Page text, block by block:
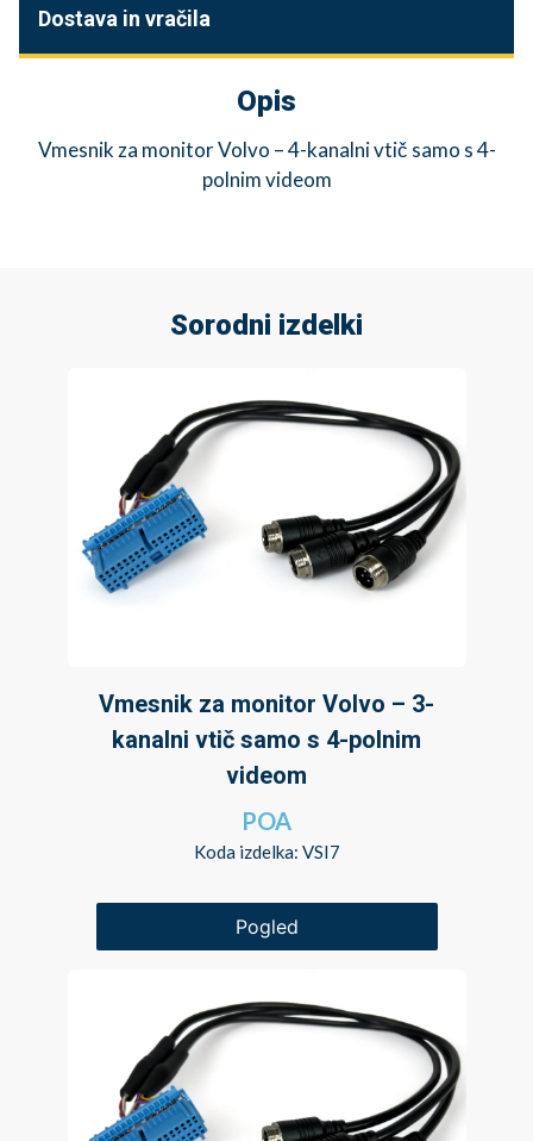
Dostava in vračila
Opis
Vmesnik za monitor Volvo – 4-kanalni vtič samo s 4-
polnim videom
Sorodni izdelki
Vmesnik za monitor Volvo – 3-
kanalni vtič samo s 4-polnim
videom
POA
Koda izdelka: VSI7
Pogled